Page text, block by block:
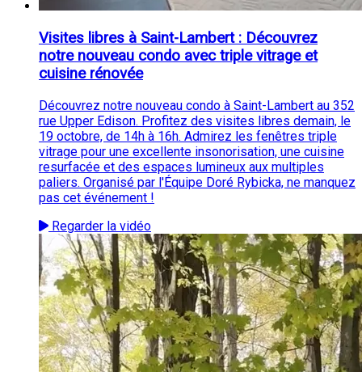
Visites libres à Saint-Lambert : Découvrez
notre nouveau condo avec triple vitrage et
cuisine rénovée
Découvrez notre nouveau condo à Saint-Lambert au 352
rue Upper Edison. Profitez des visites libres demain, le
19 octobre, de 14h à 16h. Admirez les fenêtres triple
vitrage pour une excellente insonorisation, une cuisine
resurfacée et des espaces lumineux aux multiples
paliers. Organisé par l'Équipe Doré Rybicka, ne manquez
pas cet événement !
Regarder la vidéo